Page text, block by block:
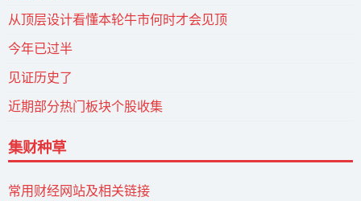
从顶层设计看懂本轮牛市何时才会见顶
今年已过半
见证历史了
近期部分热门板块个股收集
集财种草
常用财经网站及相关链接